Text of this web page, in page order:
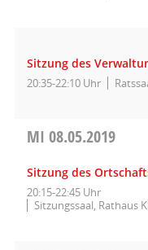
Sitzung des
20:35-22:10 Uhr
MI 08.05.2019
Sitzung des
20:15-22:45 Uhr
Sitzungssaal, Rathaus